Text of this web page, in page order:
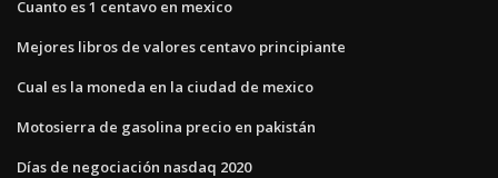
Cuanto es 1 centavo en mexico
Mejores libros de valores centavo principiante
Cual es la moneda en la ciudad de mexico
Motosierra de gasolina precio en pakistán
Días de negociación nasdaq 2020